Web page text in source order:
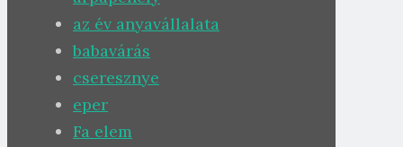
az év anyavállalata
babavárás
cseresznye
eper
Fa elem